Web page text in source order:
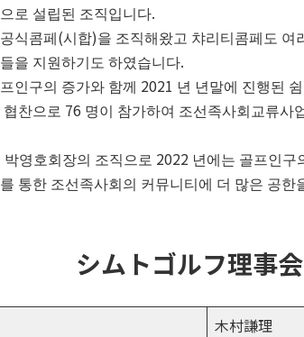
로 설립된 조직입니다.
식콤페(시합)을 조직해왔고 챠리티콤페도 여
을 지원하기도 하였습니다.
인구의 증가와 함께 2021 년 년말에 진행된
찬으로 76 명이 참가하여 조선족사회교류사
영호회장의 조직으로 2022 년에는 골프인구
통한 조선족사회의 커뮤니티에 더 많은 공한
シムトゴルフ理事
木村謙理